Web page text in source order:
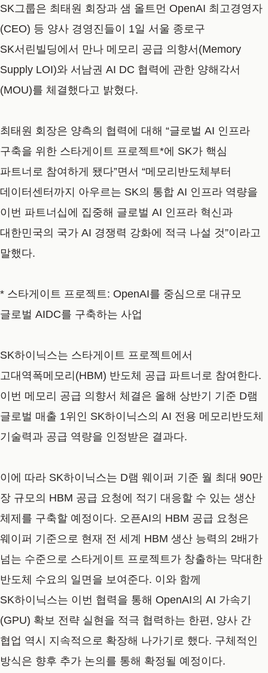
SK그룹은 최태원 회장과 샘 올트먼 OpenAI 최고경영자
(CEO) 등 양사 경영진들이 1일 서울 종로구
SK서린빌딩에서 만나 메모리 공급 의향서(Memory
Supply LOI)와 서남권 AI DC 협력에 관한 양해각서
(MOU)를 체결했다고 밝혔다.
최태원 회장은 양측의 협력에 대해 “글로벌 AI 인프라
구축을 위한 스타게이트 프로젝트*에 SK가 핵심
파트너로 참여하게 됐다”면서 “메모리반도체부터
데이터센터까지 아우르는 SK의 통합 AI 인프라 역량을
이번 파트너십에 집중해 글로벌 AI 인프라 혁신과
대한민국의 국가 AI 경쟁력 강화에 적극 나설 것”이라고
말했다.
* 스타게이트 프로젝트: OpenAI를 중심으로 대규모
글로벌 AIDC를 구축하는 사업
SK하이닉스는 스타게이트 프로젝트에서
고대역폭메모리(HBM) 반도체 공급 파트너로 참여한다.
이번 메모리 공급 의향서 체결은 올해 상반기 기준 D램
글로벌 매출 1위인 SK하이닉스의 AI 전용 메모리반도체
기술력과 공급 역량을 인정받은 결과다.
이에 따라 SK하이닉스는 D램 웨이퍼 기준 월 최대 90만
장 규모의 HBM 공급 요청에 적기 대응할 수 있는 생산
체제를 구축할 예정이다. 오픈AI의 HBM 공급 요청은
웨이퍼 기준으로 현재 전 세계 HBM 생산 능력의 2배가
넘는 수준으로 스타게이트 프로젝트가 창출하는 막대한
반도체 수요의 일면을 보여준다. 이와 함께
SK하이닉스는 이번 협력을 통해 OpenAI의 AI 가속기
(GPU) 확보 전략 실현을 적극 협력하는 한편, 양사 간
협업 역시 지속적으로 확장해 나가기로 했다. 구체적인
방식은 향후 추가 논의를 통해 확정될 예정이다.